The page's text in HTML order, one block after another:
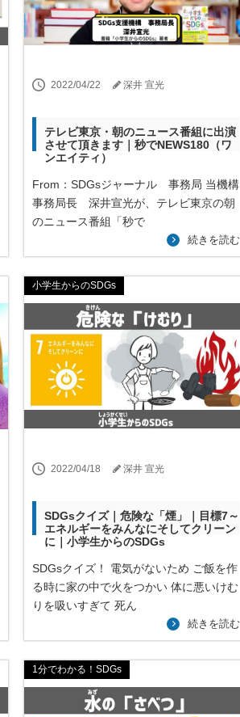
2022/04/22 深井 宣光
テレビ東京・朝のニュース番組に出演
させて頂きます｜秒でNEWS180（ワ
ンエイティ）
From：SDGsジャーナル 事務局 当機構
事務局長 深井宣光が、テレビ東京の朝
のニュース番組「秒で
続きを読む
小学生からのSDGs
2022/04/18 深井 宣光
SDGsクイズ｜危険な「煙」｜目標7～
エネルギーをみんなにそしてクリーン
に｜小学生からのSDGs
SDGsクイズ！ 電気がないため ご飯を作
る時に家の中で火をつかい 体に悪いけむ
りを吸いすぎて 死ん
続きを読む
1分でわかる！SDGs